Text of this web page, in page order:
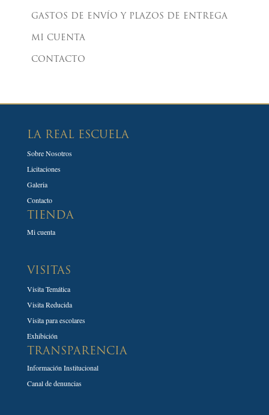
GASTOS DE ENVÍO Y PLAZOS DE ENTREGA
MI CUENTA
CONTACTO
LA REAL ESCUELA
Sobre Nosotros
Licitaciones
Galeria
Contacto
TIENDA
Mi cuenta
VISITAS
Visita Temática
Visita Reducida
Visita para escolares
Exhibición
TRANSPARENCIA
Información Institucional
Canal de denuncias